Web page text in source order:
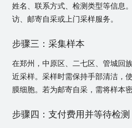
姓名、联系方式、检测类型等信息
访、邮寄自采或上门采样服务。
步骤三：采集样本
在郑州，中原区、二七区、管城回
近采样。采样时需保持手部清洁，
膜细胞。若为邮寄自采，需将样本
步骤四：支付费用并等待检测